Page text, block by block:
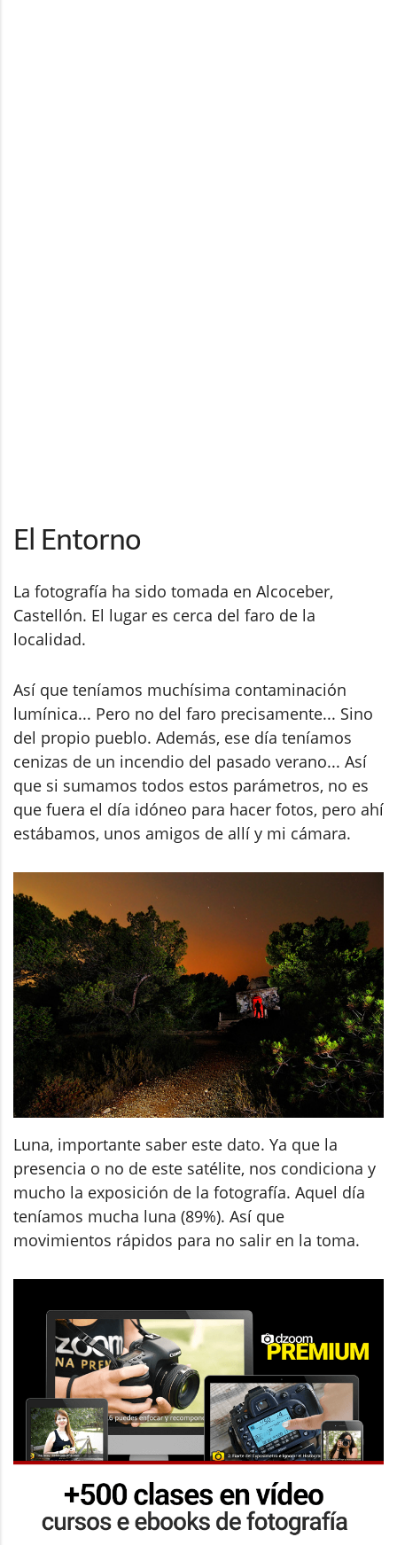
El Entorno
La fotografía ha sido tomada en Alcoceber,
Castellón. El lugar es cerca del faro de la
localidad.
Así que teníamos muchísima contaminación
lumínica... Pero no del faro precisamente... Sino
del propio pueblo. Además, ese día teníamos
cenizas de un incendio del pasado verano... Así
que si sumamos todos estos parámetros, no es
que fuera el día idóneo para hacer fotos, pero ahí
estábamos, unos amigos de allí y mi cámara.
Luna, importante saber este dato. Ya que la
presencia o no de este satélite, nos condiciona y
mucho la exposición de la fotografía. Aquel día
teníamos mucha luna (89%). Así que
movimientos rápidos para no salir en la toma.